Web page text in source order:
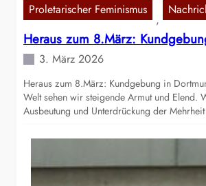
Proletarischer Feminismus
,
Heraus zum 8.März:
3. März 2026
Heraus zum 8.März: Kundgebung in
Welt sehen wir steigende Armut und Elend.
Ausbeutung und Unterdrückung der